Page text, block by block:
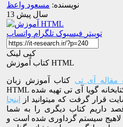
نویسنده: مسعود واعظ
13 سال پیش
توییتر فیسبوک تلگرام واتساپ
کپی لینک
کتاب آموزش HTML
مقاله آی تی کتاب آموزش زبان
HTML را معرفی کردیم که توسط کتابخانه گویا آی تی تهیه شده
قرار گرفت که میتوانید از
اینجا
داریم کتاب دیگری را به شما
سیستم گرداوری شده است و